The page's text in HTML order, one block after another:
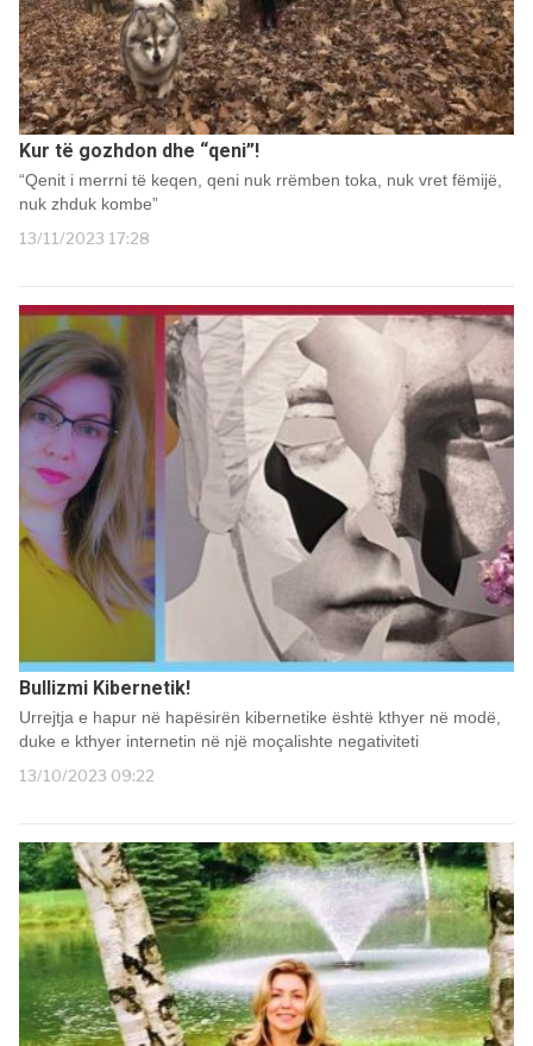
Kur të gozhdon dhe “qeni”!
“Qenit i merrni të keqen, qeni nuk rrëmben toka, nuk vret fëmijë,
nuk zhduk kombe”
13/11/2023 17:28
Bullizmi Kibernetik!
Urrejtja e hapur në hapësirën kibernetike është kthyer në modë,
duke e kthyer internetin në një moçalishte negativiteti
13/10/2023 09:22